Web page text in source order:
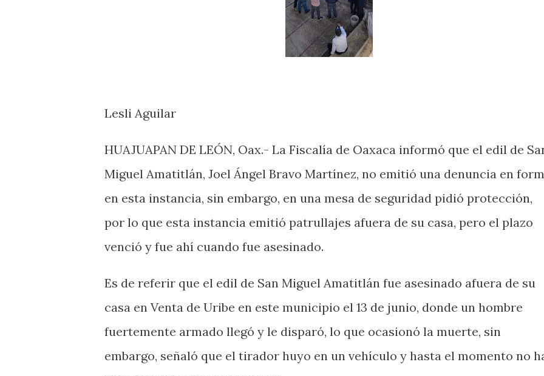
Lesli Aguilar
HUAJUAPAN DE LEÓN, Oax.- La Fiscalía de Oaxaca informó que el edil de
Miguel Amatitlán, Joel Ángel Bravo Martínez, no emitió una denuncia en
en esta instancia, sin embargo, en una mesa de seguridad pidió protección,
por lo que esta instancia emitió patrullajes afuera de su casa, pero el plazo
venció y fue ahí cuando fue asesinado.
Es de referir que el edil de San Miguel Amatitlán fue asesinado afuera de su
casa en Venta de Uribe en este municipio el 13 de junio, donde un hombre
fuertemente armado llegó y le disparó, lo que ocasionó la muerte, sin
embargo, señaló que el tirador huyo en un vehículo y hasta el momento no